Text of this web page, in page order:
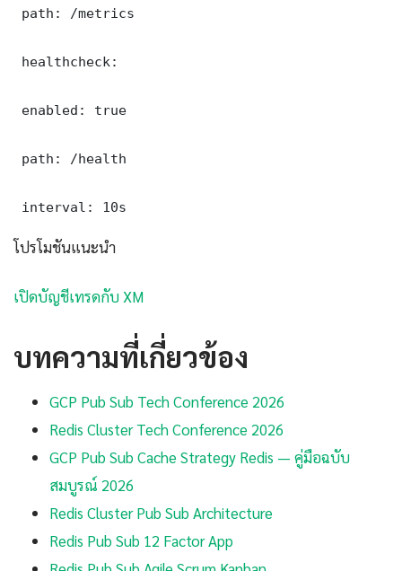
path: /metrics
healthcheck:
enabled: true
path: /health
interval: 10s
โปรโมชันแนะนำ
เปิดบัญชีเทรดกับ XM
บทความที่เกี่ยวข้อง
GCP Pub Sub Tech Conference 2026
Redis Cluster Tech Conference 2026
GCP Pub Sub Cache Strategy Redis — คู่มือฉบับ
สมบูรณ์ 2026
Redis Cluster Pub Sub Architecture
Redis Pub Sub 12 Factor App